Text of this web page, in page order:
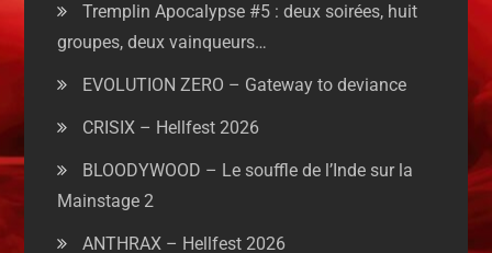
Tremplin Apocalypse #5 : deux soirées, huit
groupes, deux vainqueurs…
EVOLUTION ZERO – Gateway to deviance
CRISIX – Hellfest 2026
BLOODYWOOD – Le souffle de l’Inde sur la
Mainstage 2
ANTHRAX – Hellfest 2026